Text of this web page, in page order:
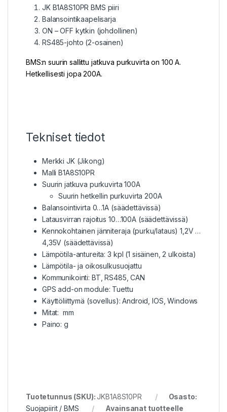
JK B1A8S10PR BMS piiri
Balansointikaapelisarja
ON – OFF kytkin (johdollinen)
RS485-johto (2-osainen)
BMS:n suurin sallittu jatkuva purkuvirta on 100 A.
Hetkellisesti jopa 200A.
Tekniset tiedot
Merkki JK (Jikong)
Malli B1A8S10PR
Suurin jatkuva purkuvirta 100A
Suurin hetkellin purkuvirta 200A
Balansointivirta 0…1A (säädettävissä)
Latausvirran rajoitus 10…100A (säädettävissä)
Kennokohtainen jänniteraja (purku/lataus) 1,2V …
4,35V (säädettävissä)
Lämpötila-antureita: 3 kpl (1 sisäinen, 2 ulkoista)
Lämpötila- ja oikosulkusuojattu
Kommunikointi: BT, RS485, CAN
GPS add-on module: Tuettu
Käyttöliittymä (sovellus): Android, IOS, Windows
Mitat: mm
Paino: g
Tuotetunnus (SKU):JKB1A8S10PR
Osasto:
Suojapiirit / BMS
Avainsanat tuotteelle